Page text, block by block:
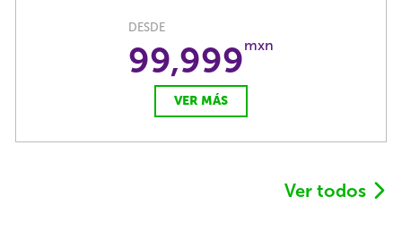
DESDE
99,999mxn
VER MÁS
Ver todos